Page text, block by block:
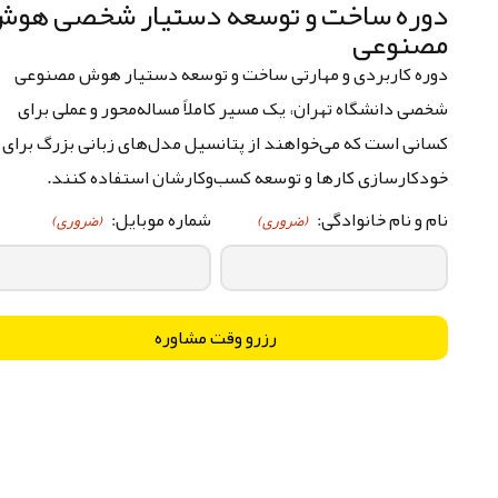
دوره ساخت و توسعه دستیار شخصی
مصنوعی
دوره کاربردی و مهارتی ساخت و توسعه دستیار هوش مصنوعی
شخصی دانشگاه تهران، یک مسیر کاملاً مساله‌محور و عملی برای
کسانی است که می‌خواهند از پتانسیل مدل‌های زبانی بزرگ برای
خودکارسازی کارها و توسعه کسب‌وکارشان استفاده کنند.
نام و نام خانوادگی: (ضروری) شماره موبایل: (ضروری)